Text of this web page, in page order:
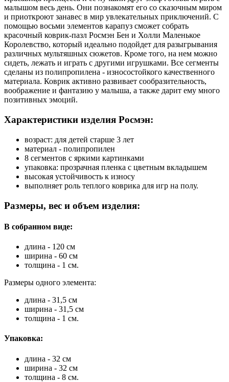
малышом весь день. Они познакомят его со сказочным миром
и приоткроют занавес в мир увлекательных приключений. С
помощью восьми элементов карапуз сможет собрать
красочный коврик-пазл Росмэн Бен и Холли Маленькое
Королевство, который идеально подойдет для разыгрывания
различных мультяшных сюжетов. Кроме того, на нем можно
сидеть, лежать и играть с другими игрушками. Все сегменты
сделаны из полипропилена - износостойкого качественного
материала. Коврик активно развивает сообразительность,
воображение и фантазию у малыша, а также дарит ему много
позитивных эмоций.
Характеристики изделия Росмэн:
возраст: для детей старше 3 лет
материал - полипропилен
8 сегментов с яркими картинками
упаковка: прозрачная пленка с цветным вкладышем
высокая устойчивость к износу
выполняет роль теплого коврика для игр на полу.
Размеры, вес и объем изделия:
В собранном виде:
длина - 120 см
ширина - 60 см
толщина - 1 см.
Размеры одного элемента:
длина - 31,5 см
ширина - 31,5 см
толщина - 1 см.
Упаковка:
длина - 32 см
ширина - 32 см
толщина - 8 см.